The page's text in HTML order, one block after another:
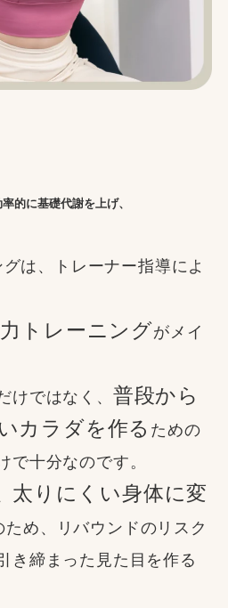
的に基礎代謝を上げ、
は、トレーナー指導によ
トレーニングがメイ
けではなく、 普段から
カラダを作る ための
で十分なのです。
太りにくい身体に変
ため、リバウンドのリスク
き締まった見た目を作る